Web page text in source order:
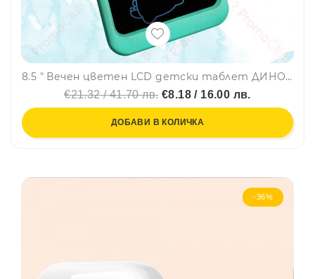
8.5 " Вечен цветен LCD детски таблет ДИНО 050-44 - детска дъска за рисуване, за чертане, писане, рисуване,
€21.32 / 41.70 лв.€8.18 / 16.00 лв.
ДОБАВИ В КОЛИЧКА
-36%